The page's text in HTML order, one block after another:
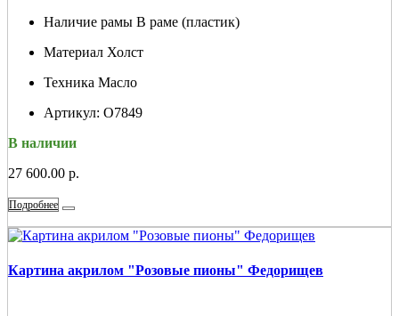
Наличие рамы В раме (пластик)
Материал Холст
Техника Масло
Артикул: О7849
В наличии
27 600.00 р.
Подробнее
Картина акрилом "Розовые пионы" Федорищев